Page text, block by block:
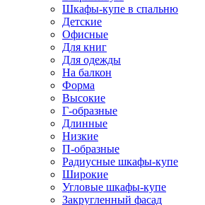
Шкафы-купе в спальню
Детские
Офисные
Для книг
Для одежды
На балкон
Форма
Высокие
Г-образные
Длинные
Низкие
П-образные
Радиусные шкафы-купе
Широкие
Угловые шкафы-купе
Закругленный фасад